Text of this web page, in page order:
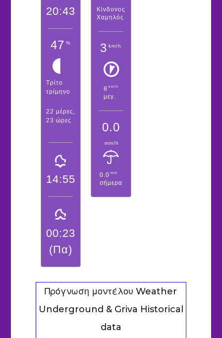
20:43
47 %
Τρίτο
τρίμηνο
22 μέρες,
23 ώρες
14:55
00:23
(Πα)
Κίνδυνος
Χαμηλός
3 km/h
8 km/h
μεγ.
0.0
mm/h
0.0 mm
σήμερα
Πρόγνωση μοντέλου Weather
Underground & Griva Historical
data